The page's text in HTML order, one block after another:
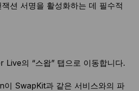
션 서명을 활성화하는 데 필수적
Live의 “스왑” 탭으로 이동합니다.
이 SwapKit과 같은 서비스와의 파